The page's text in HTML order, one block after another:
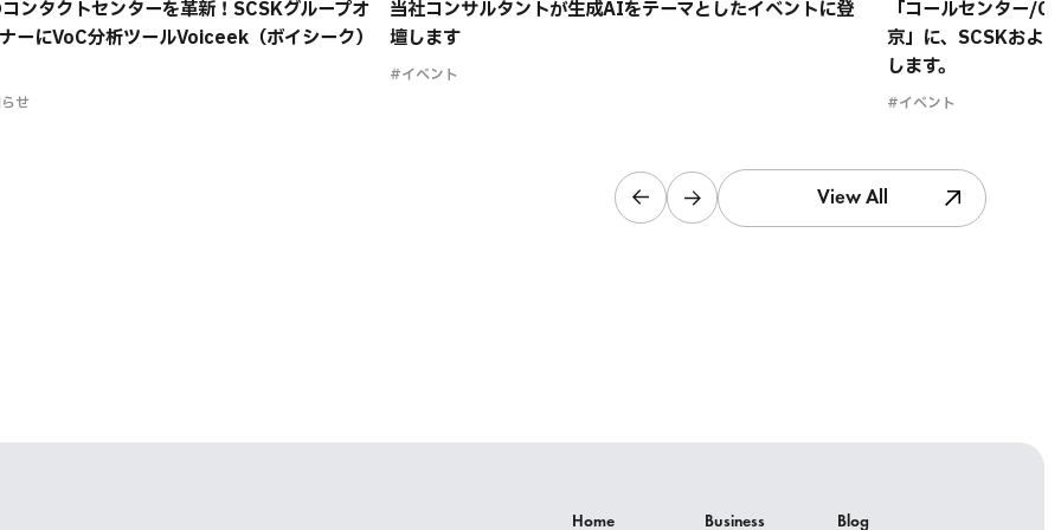
ンタクトセンターを革新！SCSKグループオ
ーにVoC分析ツールVoiceek（ボイシーク）
せ
当社コンサルタントが生成AIをテーマとしたイベントに登
壇します
#イベント
「コールセンター/
京」に、SCSKおよ
します。
#イベント
View All
Home Business Blog